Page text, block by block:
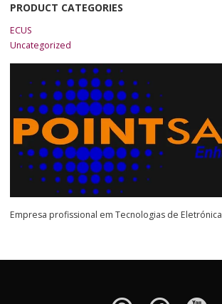
PRODUCT CATEGORIES
ECUS
Uncategorized
Empresa profissional em Tecnologias de Eletrónica